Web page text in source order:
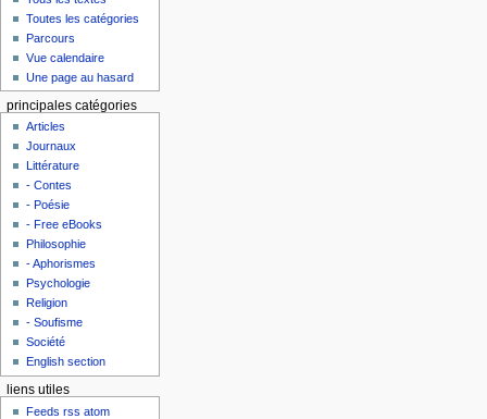
Toutes les catégories
Parcours
Vue calendaire
Une page au hasard
principales catégories
Articles
Journaux
Littérature
- Contes
- Poésie
- Free eBooks
Philosophie
- Aphorismes
Psychologie
Religion
- Soufisme
Société
English section
liens utiles
Feeds rss atom